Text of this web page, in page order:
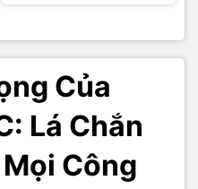
Của
Lá Chắn
Công